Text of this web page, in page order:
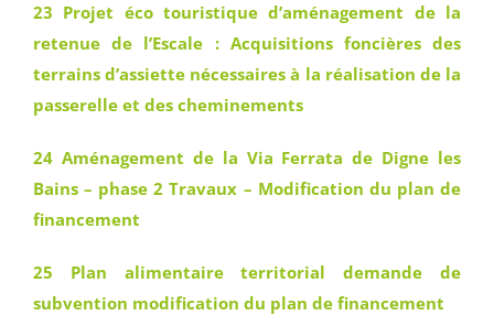
23 Projet éco touristique d’aménagement de la
retenue de l’Escale : Acquisitions foncières des
terrains d’assiette nécessaires à la réalisation de la
passerelle et des cheminements
24 Aménagement de la Via Ferrata de Digne les
Bains – phase 2 Travaux – Modification du plan de
financement
25 Plan alimentaire territorial demande de
subvention modification du plan de financement